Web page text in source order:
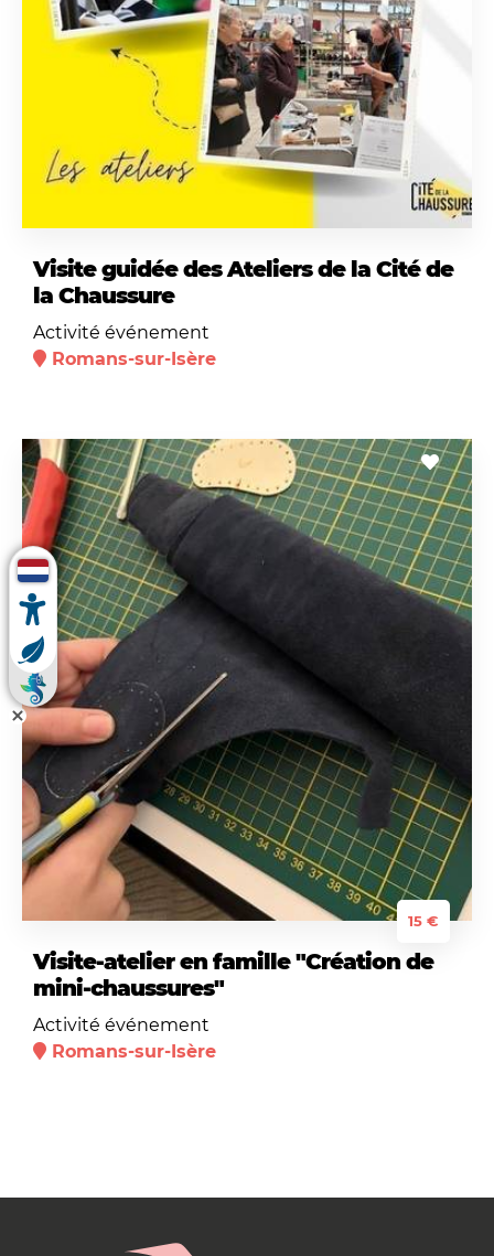
Visite guidée des Ateliers de la Cité de
la Chaussure
Activité événement
Romans-sur-Isère
15 €
Visite-atelier en famille "Création de
mini-chaussures"
Activité événement
Romans-sur-Isère